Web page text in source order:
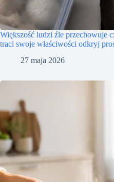
Większość ludzi źle przechowuje
traci swoje właściwości odkryj
27 maja 2026